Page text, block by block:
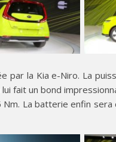
par la Kia e-Niro. La
fait un bond
La batterie enfin sera